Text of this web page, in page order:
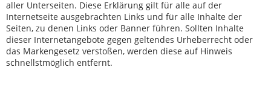
aller Unterseiten. Diese Erklärung gilt für alle auf der
Internetseite ausgebrachten Links und für alle Inhalte der
Seiten, zu denen Links oder Banner führen. Sollten Inhalte
dieser Internetangebote gegen geltendes Urheberrecht oder
das Markengesetz verstoßen, werden diese auf Hinweis
schnellstmöglich entfernt.